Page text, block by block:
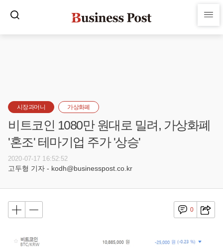
시장과머니 가상화폐
비트코인 1080만 원대로 밀려, 가상화폐
'혼조' 테마기업 주가 '상승'
2020-07-17 16:52:52
고두형 기자 - kodh@businesspost.co.kr
0